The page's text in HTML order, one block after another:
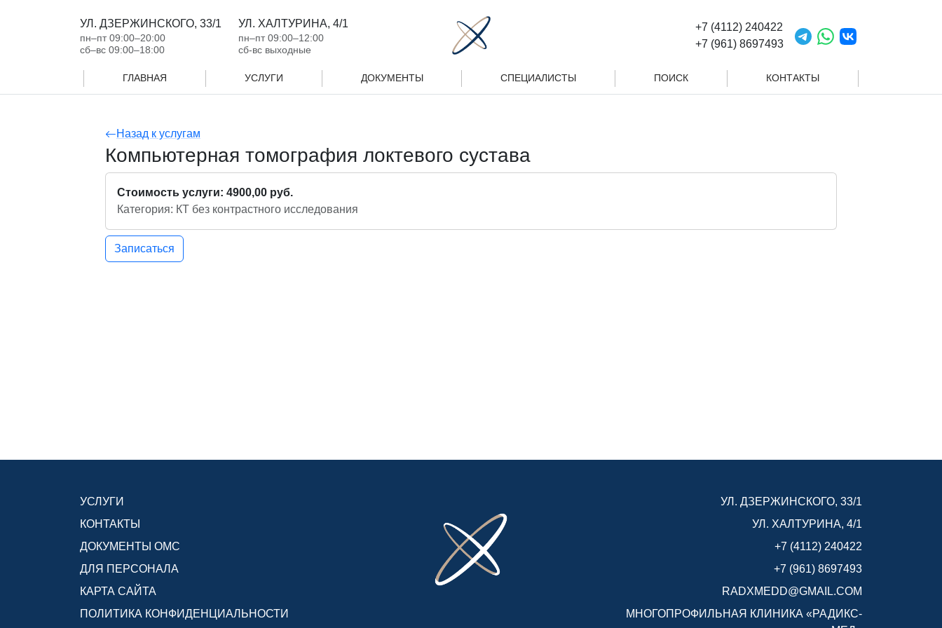
УЛ. ДЗЕРЖИНСКОГО, 33/1
пн‒пт 09:00‒20:00
сб‒вс 09:00‒18:00
УЛ. ХАЛТУРИНА, 4/1
пн‒пт 09:00‒12:00
сб-вс выходные
+7 (4112) 240422
+7 (961) 8697493
ГЛАВНАЯ УСЛУГИ ДОКУМЕНТЫ СПЕЦИАЛИСТЫ ПОИСК КОНТАКТЫ
Назад к услугам
Компьютерная томография локтевого сустава
Стоимость услуги: 4900,00 руб.
Категория: КТ без контрастного исследования
Записаться
УСЛУГИ
КОНТАКТЫ
ДОКУМЕНТЫ ОМС
ДЛЯ ПЕРСОНАЛА
КАРТА САЙТА
ПОЛИТИКА КОНФИДЕНЦИАЛЬНОСТИ
УЛ. ДЗЕРЖИНСКОГО, 33/1
УЛ. ХАЛТУРИНА, 4/1
+7 (4112) 240422
+7 (961) 8697493
RADXMEDD@GMAIL.COM
МНОГОПРОФИЛЬНАЯ КЛИНИКА «РАДИКС-